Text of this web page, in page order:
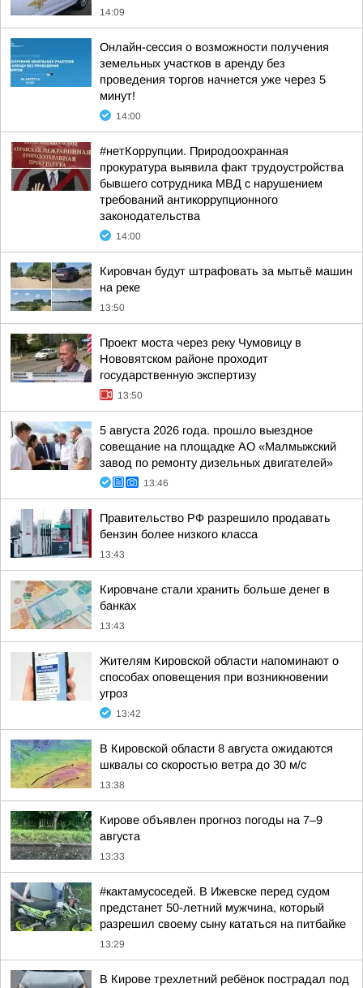
14:09
Онлайн-сессия о возможности получения
земельных участков в аренду без
проведения торгов начнется уже через 5
минут!
14:00
#нетКоррупции. Природоохранная
прокуратура выявила факт трудоустройства
бывшего сотрудника МВД с нарушением
требований антикоррупционного
законодательства
14:00
Кировчан будут штрафовать за мытьё машин
на реке
13:50
Проект моста через реку Чумовицу в
Нововятском районе проходит
государственную экспертизу
13:50
5 августа 2026 года. прошло выездное
совещание на площадке АО «Малмыжский
завод по ремонту дизельных двигателей»
13:46
Правительство РФ разрешило продавать
бензин более низкого класса
13:43
Кировчане стали хранить больше денег в
банках
13:43
Жителям Кировской области напоминают о
способах оповещения при возникновении
угроз
13:42
В Кировской области 8 августа ожидаются
шквалы со скоростью ветра до 30 м/с
13:38
Кирове объявлен прогноз погоды на 7–9
августа
13:33
#кактамусоседей. В Ижевске перед судом
предстанет 50-летний мужчина, который
разрешил своему сыну кататься на питбайке
13:29
В Кирове трехлетний ребёнок пострадал под